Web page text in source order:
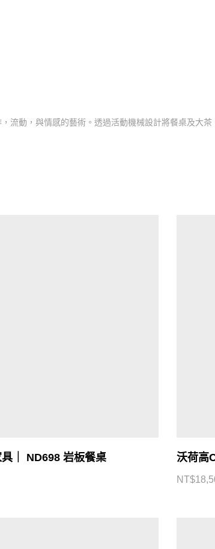
流動，與情感的藝術。透過活動機械設計將餐桌及大茶
具｜ ND698 岩板餐桌 沃荷高
NT$